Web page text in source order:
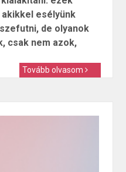
esélyünk
de olyanok
csak nem azok,
Tovább olvasom